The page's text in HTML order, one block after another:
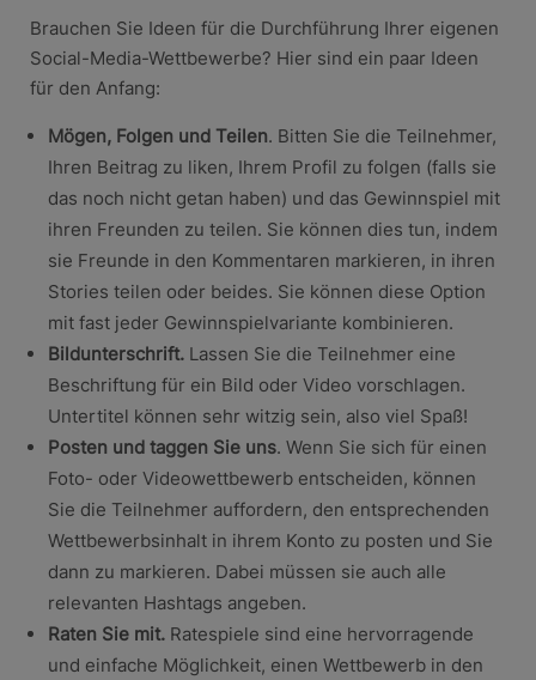
Brauchen Sie Ideen für die Durchführung Ihrer eigenen
Social-Media-Wettbewerbe? Hier sind ein paar Ideen
für den Anfang:
Mögen, Folgen und Teilen. Bitten Sie die Teilnehmer,
Ihren Beitrag zu liken, Ihrem Profil zu folgen (falls sie
das noch nicht getan haben) und das Gewinnspiel mit
ihren Freunden zu teilen. Sie können dies tun, indem
sie Freunde in den Kommentaren markieren, in ihren
Stories teilen oder beides. Sie können diese Option
mit fast jeder Gewinnspielvariante kombinieren.
Bildunterschrift.Lassen Sie die Teilnehmer eine
Beschriftung für ein Bild oder Video vorschlagen.
Untertitel können sehr witzig sein, also viel Spaß!
Posten und taggen Sie uns. Wenn Sie sich für einen
Foto- oder Videowettbewerb entscheiden, können
Sie die Teilnehmer auffordern, den entsprechenden
Wettbewerbsinhalt in ihrem Konto zu posten und Sie
dann zu markieren. Dabei müssen sie auch alle
relevanten Hashtags angeben.
Raten Sie mit.Ratespiele sind eine hervorragende
und einfache Möglichkeit, einen Wettbewerb in den